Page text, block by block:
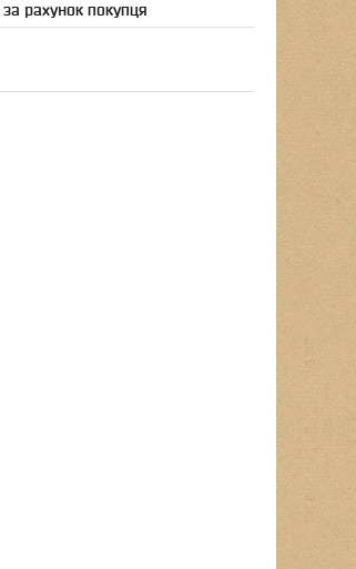
за рахунок покупця